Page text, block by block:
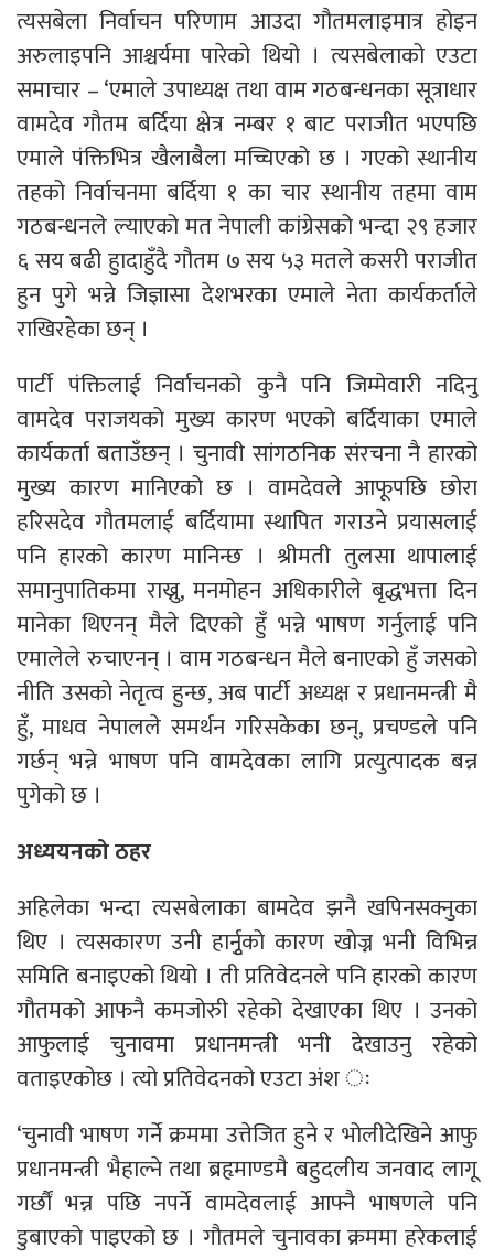
त्यसबेला निर्वाचन परिणाम आउदा गौतमलाइमात्र होइन
अरुलाइपनि आश्चर्यमा पारेको थियो । त्यसबेलाको एउटा
समाचार – ‘एमाले उपाध्यक्ष तथा वाम गठबन्धनका सूत्राधार
वामदेव गौतम बर्दिया क्षेत्र नम्बर १ बाट पराजीत भएपछि
एमाले पंक्तिभित्र खैलाबैला मच्चिएको छ । गएको स्थानीय
तहको निर्वाचनमा बर्दिया १ का चार स्थानीय तहमा वाम
गठबन्धनले ल्याएको मत नेपाली कांग्रेसको भन्दा २९ हजार
६ सय बढी हुादाहुँदै गौतम ७ सय ५३ मतले कसरी पराजीत
हुन पुगे भन्ने जिज्ञासा देशभरका एमाले नेता कार्यकर्ताले
राखिरहेका छन् ।
पार्टी पंक्तिलाई निर्वाचनको कुनै पनि जिम्मेवारी नदिनु
वामदेव पराजयको मुख्य कारण भएको बर्दियाका एमाले
कार्यकर्ता बताउँछन् । चुनावी सांगठनिक संरचना नै हारको
मुख्य कारण मानिएको छ । वामदेवले आफूपछि छोरा
हरिसदेव गौतमलाई बर्दियामा स्थापित गराउने प्रयासलाई
पनि हारको कारण मानिन्छ । श्रीमती तुलसा थापालाई
समानुपातिकमा राख्नु, मनमोहन अधिकारीले बृद्धभत्ता दिन
मानेका थिएनन् मैले दिएको हुँ भन्ने भाषण गर्नुलाई पनि
एमालेले रुचाएनन् । वाम गठबन्धन मैले बनाएको हुँ जसको
नीति उसको नेतृत्व हुन्छ, अब पार्टी अध्यक्ष र प्रधानमन्त्री मै
हुँ, माधव नेपालले समर्थन गरिसकेका छन्, प्रचण्डले पनि
गर्छन् भन्ने भाषण पनि वामदेवका लागि प्रत्युत्पादक बन्न
पुगेको छ ।
अध्ययनको ठहर
अहिलेका भन्दा त्यसबेलाका बामदेव झनै खपिनसक्नुका
थिए । त्यसकारण उनी हार्नुृको कारण खोज्न भनी विभिन्न
समिति बनाइएको थियो । ती प्रतिवेदनले पनि हारको कारण
गौतमको आफनै कमजोरुी रहेको देखाएका थिए । उनको
आफुलाई चुनावमा प्रधानमन्त्री भनी देखाउनु रहेको
वताइएकोछ । त्यो प्रतिवेदनको एउटा अंश ः
‘चुनावी भाषण गर्ने क्रममा उत्तेजित हुने र भोलीदेखिने आफु
प्रधानमन्त्री भैहाल्ने तथा ब्रहृमाण्डमै बहुदलीय जनवाद लागू
गर्छौं भन्न पछि नपर्ने वामदेवलाई आफ्नै भाषणले पनि
डुबाएको पाइएको छ । गौतमले चुनावका क्रममा हरेकलाई